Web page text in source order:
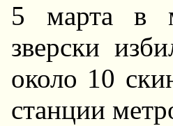
5 марта в
зверски
около 10
станции